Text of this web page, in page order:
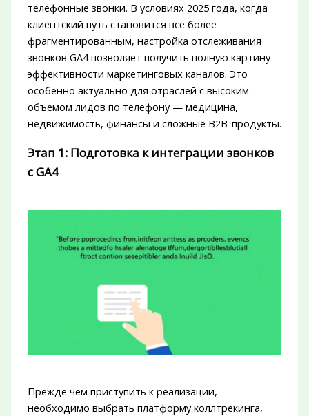
телефонные звонки. В условиях 2025 года, когда
клиентский путь становится всё более
фрагментированным, настройка отслеживания
звонков GA4 позволяет получить полную картину
эффективности маркетинговых каналов. Это
особенно актуально для отраслей с высоким
объемом лидов по телефону — медицина,
недвижимость, финансы и сложные B2B-продукты.
Этап 1: Подготовка к интеграции звонков
с GA4
Прежде чем приступить к реализации,
необходимо выбрать платформу коллтрекинга,